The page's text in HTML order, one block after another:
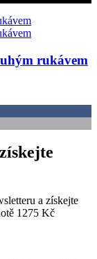
rukávem
a získejte
1275 Kč